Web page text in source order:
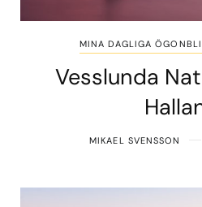
MINA DAGLIGA
Vesslunda
MIKAEL SVENSSON